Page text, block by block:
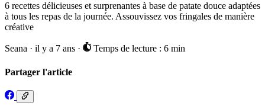
6 recettes délicieuses et surprenantes à base de patate douce adaptées
à tous les repas de la journée. Assouvissez vos fringales de manière
créative
Seana · il y a 7 ans · Temps de lecture : 6 min
Partager l'article